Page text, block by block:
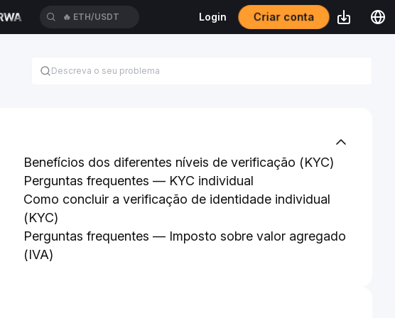
🔥 ETH/USDT Login Criar conta
Benefícios dos diferentes níveis de verificação (KYC)
Perguntas frequentes — KYC individual
Como concluir a verificação de identidade individual
(KYC)
Perguntas frequentes — Imposto sobre valor agregado
(IVA)